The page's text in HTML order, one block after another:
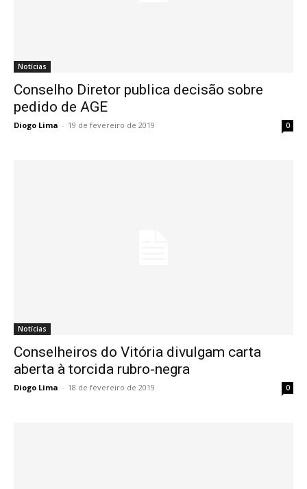
Notícias
Conselho Diretor publica decisão sobre
pedido de AGE
Diogo Lima - 19 de fevereiro de 2019 0
Notícias
Conselheiros do Vitória divulgam carta
aberta à torcida rubro-negra
Diogo Lima - 18 de fevereiro de 2019 0